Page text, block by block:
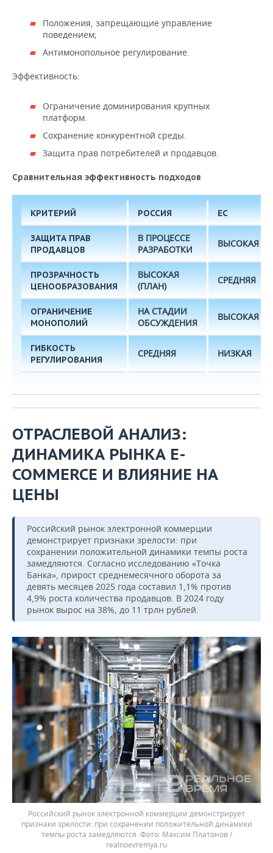
Положения, запрещающие управление
поведением;
Антимонопольное регулирование.
Эффективность:
Ограничение доминирования крупных
платформ.
Сохранение конкурентной среды.
Защита прав потребителей и продавцов.
Сравнительная эффективность подходов
КРИТЕРИЙ РОССИЯ ЕС
ЗАЩИТА ПРАВ
ПРОДАВЦОВ
В ПРОЦЕССЕ
РАЗРАБОТКИ
ВЫСОКАЯ
ПРОЗРАЧНОСТЬ
ЦЕНООБРАЗОВАНИЯ
ВЫСОКАЯ
(ПЛАН)
СРЕДНЯЯ
ОГРАНИЧЕНИЕ
МОНОПОЛИЙ
НА СТАДИИ
ОБСУЖДЕНИЯ
ВЫСОКАЯ
ГИБКОСТЬ
РЕГУЛИРОВАНИЯ
СРЕДНЯЯ НИЗКАЯ
ОТРАСЛЕВОЙ АНАЛИЗ:
ДИНАМИКА РЫНКА E-
COMMERCE И ВЛИЯНИЕ НА
ЦЕНЫ
Российский рынок электронной коммерции
демонстрирует признаки зрелости: при
сохранении положительной динамики темпы роста
замедляются. Согласно исследованию «Точка
Банка», прирост среднемесячного оборота за
девять месяцев 2025 года составил 1,1% против
4,9% роста количества продавцов. В 2024 году
рынок вырос на 38%, до 11 трлн рублей.
Российский рынок электронной коммерции демонстрирует
признаки зрелости: при сохранении положительной динамики
темпы роста замедляются.
Максим Платонов /
realnoevremya.ru